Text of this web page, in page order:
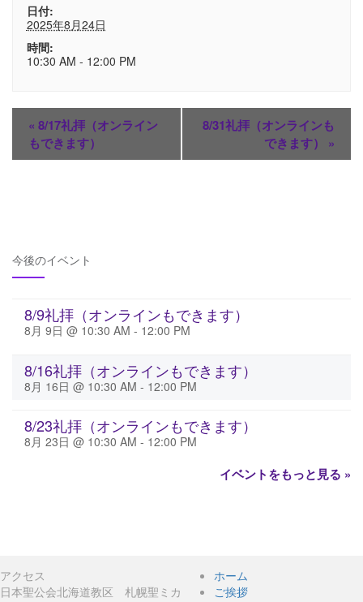
日付:
2025年8月24日
時間:
10:30 AM - 12:00 PM
« 8/17礼拝（オンライン
もできます）
8/31礼拝（オンラインも
できます） »
今後のイベント
8/9礼拝（オンラインもできます）
8月 9日 @ 10:30 AM - 12:00 PM
8/16礼拝（オンラインもできます）
8月 16日 @ 10:30 AM - 12:00 PM
8/23礼拝（オンラインもできます）
8月 23日 @ 10:30 AM - 12:00 PM
イベントをもっと見る »
アクセス
日本聖公会北海道教区 札幌聖ミカ
ホーム
ご挨拶